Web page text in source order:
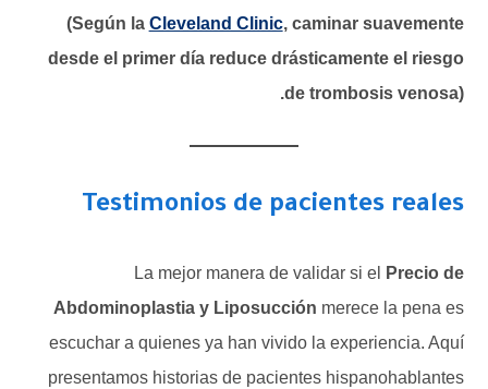
(Según la Cleveland Clinic, caminar suavemente
desde el primer día reduce drásticamente el riesgo
de trombosis venosa).
Testimonios de pacientes reales
La mejor manera de validar si el
Precio de
Abdominoplastia y Liposucción merece la pena es
escuchar a quienes ya han vivido la experiencia. Aquí
presentamos historias de pacientes hispanohablantes